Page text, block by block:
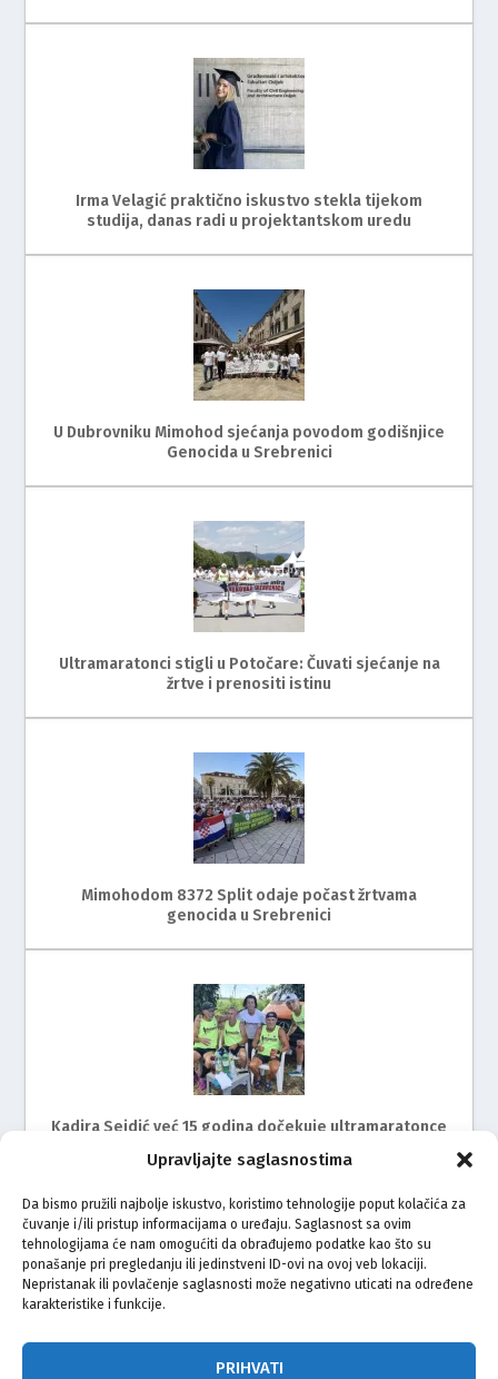
Upravljajte saglasnostima
Da bismo pružili najbolje iskustvo, koristimo tehnologije poput kolačića za
čuvanje i/ili pristup informacijama o uređaju. Saglasnost sa ovim
tehnologijama će nam omogućiti da obrađujemo podatke kao što su
ponašanje pri pregledanju ili jedinstveni ID-ovi na ovoj veb lokaciji.
Nepristanak ili povlačenje saglasnosti može negativno uticati na određene
karakteristike i funkcije.
PRIHVATI
Irma Velagić praktično iskustvo stekla tijekom
studija, danas radi u projektantskom uredu
U Dubrovniku Mimohod sjećanja povodom godišnjice
Genocida u Srebrenici
Ultramaratonci stigli u Potočare: Čuvati sjećanje na
žrtve i prenositi istinu
Mimohodom 8372 Split odaje počast žrtvama
genocida u Srebrenici
Kadira Sejdić već 15 godina dočekuje ultramaratonce
Mimohod za žrtve genocida u Srebrenici i ove godine
na ulicama Rijeke